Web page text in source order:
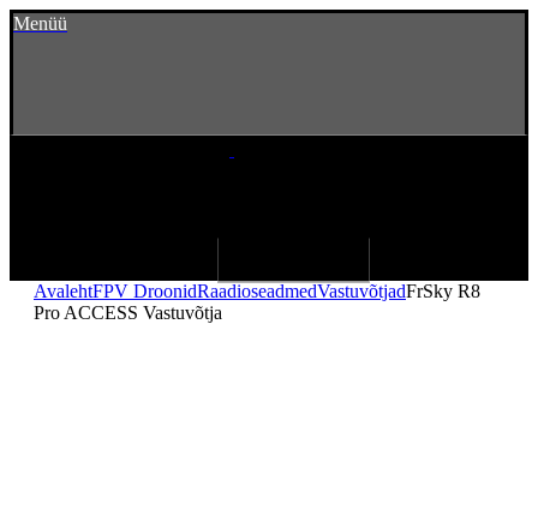
Menüü
AvalehtFPV DroonidRaadioseadmedVastuvõtjadFrSky R8
Pro ACCESS Vastuvõtja